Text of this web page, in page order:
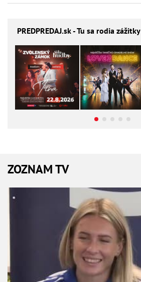
PREDPREDAJ.sk - Tu sa rodia zážitky
ZOZNAM TV